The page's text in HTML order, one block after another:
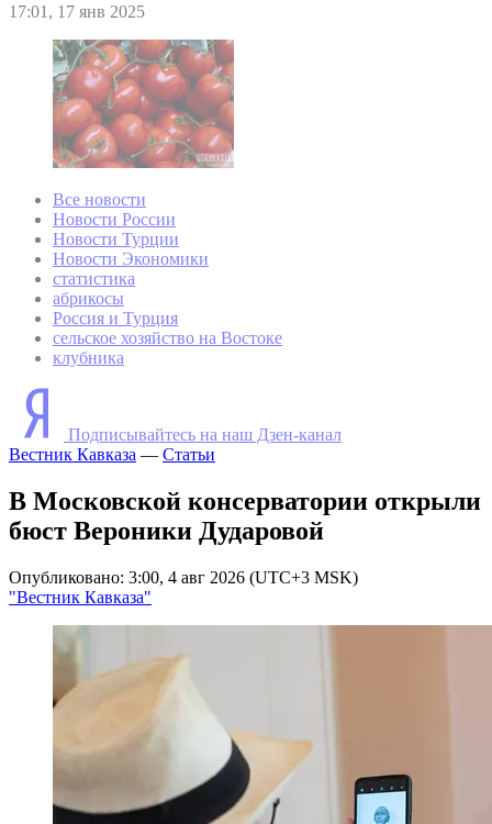
17:01, 17 янв 2025
Все новости
Новости России
Новости Турции
Новости Экономики
статистика
абрикосы
Россия и Турция
сельское хозяйство на Востоке
клубника
Подписывайтесь на наш Дзен-канал
Вестник Кавказа — Статьи
В Московской консерватории открыли
бюст Вероники Дударовой
Опубликовано: 3:00, 4 авг 2026 (UTC+3 MSK)
"Вестник Кавказа"